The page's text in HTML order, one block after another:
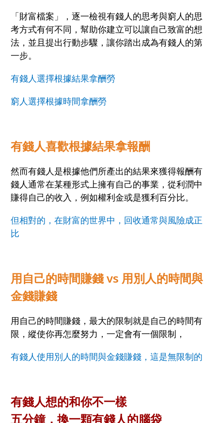
「財富檔案」，逐一檢視有錢人的思考與窮人的思
考方式有何不同，幫助你建立可以讓自己致富的想
法，並且提出行動步驟，讓你踏出成為有錢人的第
一步。
有錢人選擇根據結果拿酬勞
窮人選擇根據時間拿酬勞
有錢人喜歡根據結果拿報酬
然而有錢人是根據他們所產出的結果來獲得報酬有
錢人通常在某種形式上擁有自己的事業，從利潤中
賺得自己的收入，例如權利金或是獲利百分比。
但相對的，在財富的世界中，回收通常與風險成正
比
用自己的時間賺錢vs 用別人的時間與
金錢賺錢
用自己的時間賺錢，最大的限制就是自己的時間有
限，縱使你再怎麼努力，一定會有一個限制，
有錢人使用別人的時間與金錢賺錢，這是無限制的
有錢人想的和你不一樣
五分鐘，換一顆有錢人的腦袋